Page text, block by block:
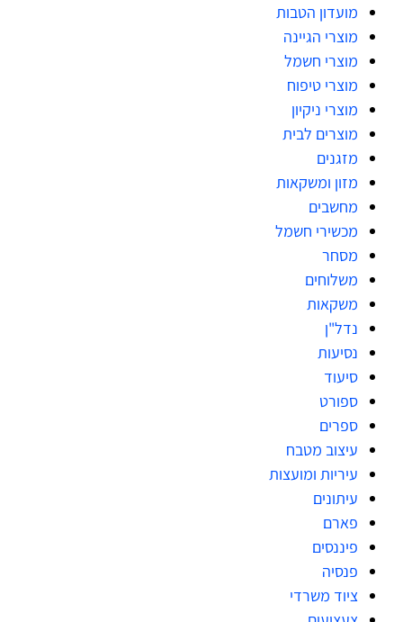
מועדון הטבות
מוצרי הגיינה
מוצרי חשמל
מוצרי טיפוח
מוצרי ניקיון
מוצרים לבית
מזגנים
מזון ומשקאות
מחשבים
מכשירי חשמל
מסחר
משלוחים
משקאות
נדל"ן
נסיעות
סיעוד
ספורט
ספרים
עיצוב מטבח
עיריות ומועצות
עיתונים
פארם
פיננסים
פנסיה
ציוד משרדי